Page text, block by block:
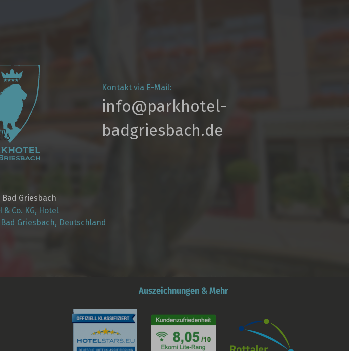
Kontakt via E-Mail:
info@parkhotel­-
badgriesbach.de
Griesbach
& Co. KG, Hotel
Griesbach, Deutschland
Auszeichnungen & Mehr